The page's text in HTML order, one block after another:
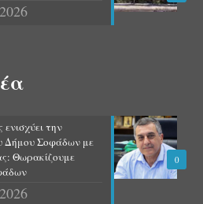
0
την
Δήμου Σοφάδων με
Θωρακίζουμε